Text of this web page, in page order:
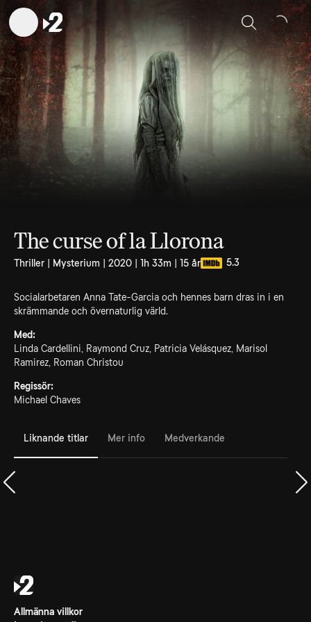
Sök
The curse of la Llorona
Thriller | Mysterium | 2020 | 1h 33m | 15 år 5.3
Socialarbetaren Anna Tate-Garcia och hennes barn dras in i en
skrämmande och övernaturlig värld.
Med:
Linda Cardellini, Raymond Cruz, Patricia Velásquez, Marisol
Ramirez, Roman Christou
Regissör:
Michael Chaves
Liknande titlar Mer info Medverkande
Allmänna villkor